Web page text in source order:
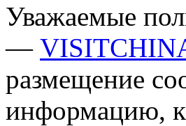
Уважаемые
—
размещение
информацию,